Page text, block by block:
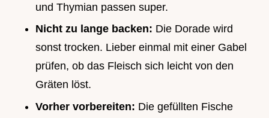
und Thymian passen super.
Nicht zu lange backen: Die Dorade wird
sonst trocken. Lieber einmal mit einer Gabel
prüfen, ob das Fleisch sich leicht von den
Gräten löst.
Vorher vorbereiten: Die gefüllten Fische